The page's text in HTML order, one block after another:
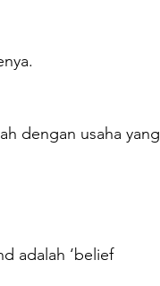
dengan usaha yang
adalah ‘belief